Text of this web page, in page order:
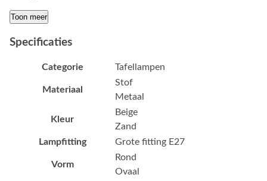
Toon meer
Specificaties
Categorie Tafellampen
Materiaal
Stof
Metaal
Kleur
Beige
Zand
Lampfitting
Grote fitting E27
Vorm
Rond
Ovaal